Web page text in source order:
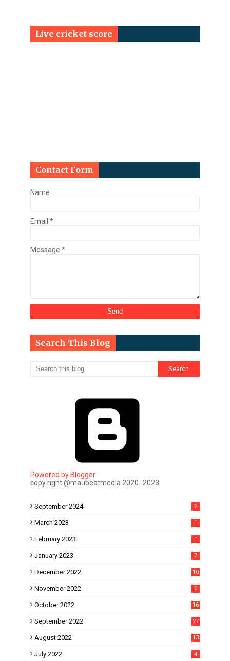
Live cricket score
Contact Form
Name
Email *
Message *
Search This Blog
Powered by Blogger
copy right @maubeatmedia 2020 -2023
September 2024 2
March 2023 1
February 2023 1
January 2023 7
December 2022 10
November 2022 6
October 2022 16
September 2022 27
August 2022 13
July 2022 4